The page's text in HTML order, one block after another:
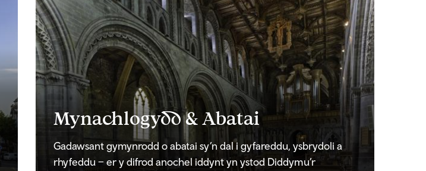
Mynachlogydd & Abatai
Gadawsant gymynrodd o abatai sy’n dal i gyfareddu, ysbrydoli a
rhyfeddu – er y difrod anochel iddynt yn ystod Diddymu’r